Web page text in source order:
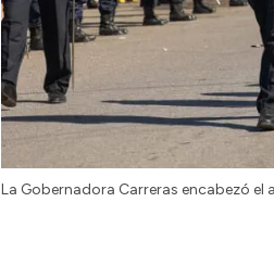
La Gobernadora Carreras encabezó el